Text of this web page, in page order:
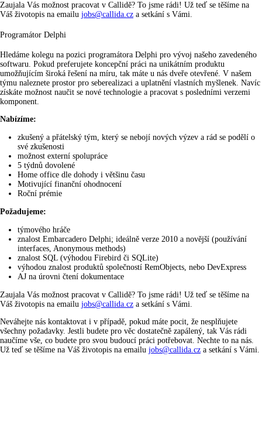
Zaujala Vás možnost pracovat v Callidě? To jsme rádi! Už teď se těšíme na
Váš životopis na emailu jobs@callida.cz a setkání s Vámi.
Programátor Delphi
Hledáme kolegu na pozici programátora Delphi pro vývoj našeho zavedeného
softwaru. Pokud preferujete koncepční práci na unikátním produktu
umožňujícím široká řešení na míru, tak máte u nás dveře otevřené. V našem
týmu naleznete prostor pro seberealizaci a uplatnění vlastních myšlenek. Navíc
získáte možnost naučit se nové technologie a pracovat s posledními verzemi
komponent.
Nabízíme:
zkušený a přátelský tým, který se nebojí nových výzev a rád se podělí o
své zkušenosti
možnost externí spolupráce
5 týdnů dovolené
Home office dle dohody i většinu času
Motivující finanční ohodnocení
Roční prémie
Požadujeme:
týmového hráče
znalost Embarcadero Delphi; ideálně verze 2010 a novější (používání
interfaces, Anonymous methods)
znalost SQL (výhodou Firebird či SQLite)
výhodou znalost produktů společností RemObjects, nebo DevExpress
AJ na úrovni čtení dokumentace
Zaujala Vás možnost pracovat v Callidě? To jsme rádi! Už teď se těšíme na
Váš životopis na emailu jobs@callida.cz a setkání s Vámi.
Neváhejte nás kontaktovat i v případě, pokud máte pocit, že nesplňujete
všechny požadavky. Jestli budete pro věc dostatečně zapálený, tak Vás rádi
naučíme vše, co budete pro svou budoucí práci potřebovat. Nechte to na nás.
Už teď se těšíme na Váš životopis na emailu jobs@callida.cz a setkání s Vámi.